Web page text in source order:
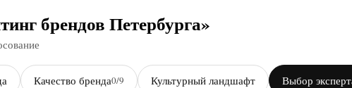
брендов Петербурга»
Качество бренда0/9 Культурный ландшафт Выбор